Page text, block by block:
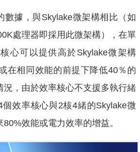
數據，與Skylake微架構相比（如
處理器即採用此微架構），在單
心可以提供高於Skylake微架構
在相同效能的前提下降低40％的
況，由於效率核心不支援多執行緒
效率核心與2核4緒的Skylake微
效能或電力效率的增益。